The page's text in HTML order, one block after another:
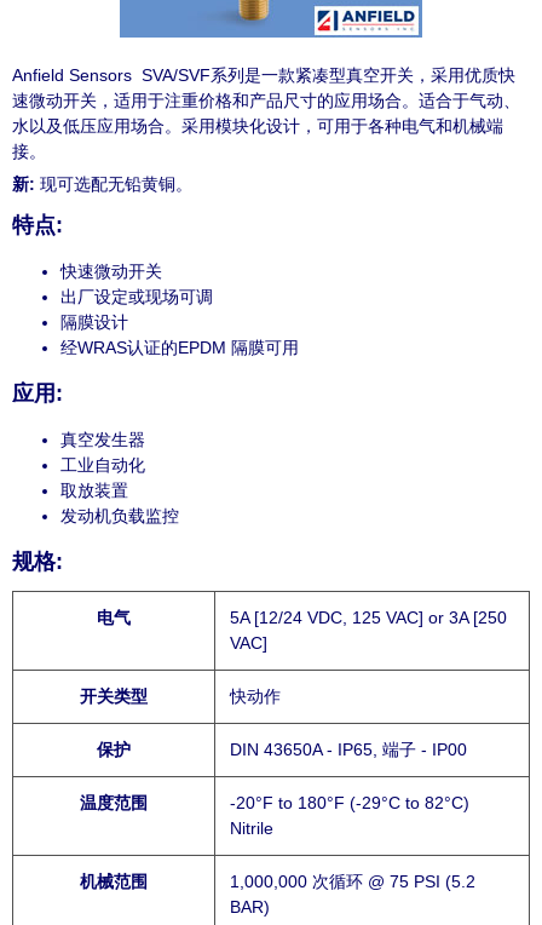
Anfield Sensors SVA/SVF系列是一款紧凑型真空开关，采用优质快
速微动开关，适用于注重价格和产品尺寸的应用场合。适合于气动、
水以及低压应用场合。采用模块化设计，可用于各种电气和机械端
接。
新: 现可选配无铅黄铜。
特点:
快速微动开关
出厂设定或现场可调
隔膜设计
经WRAS认证的EPDM 隔膜可用
应用:
真空发生器
工业自动化
取放装置
发动机负载监控
规格:
电气
5A [12/24 VDC, 125 VAC] or 3A [250
VAC]
开关类型 快动作
保护 DIN 43650A - IP65, 端子 - IP00
温度范围
-20°F to 180°F (-29°C to 82°C)
Nitrile
机械范围
1,000,000 次循环 @ 75 PSI (5.2
BAR)